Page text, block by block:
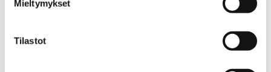
Mieltymykset
Tilastot